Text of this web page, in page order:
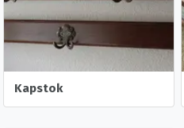
Kapstok